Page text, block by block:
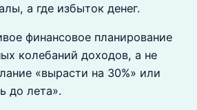
а где избыток денег.
финансовое планирование
колебаний доходов, а не
«вырасти на 30%» или
до лета».